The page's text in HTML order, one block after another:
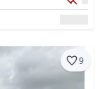
9